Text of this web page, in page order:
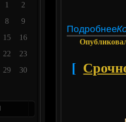
Подробнее
[
1
2
8
9
15
16
22
23
29
30